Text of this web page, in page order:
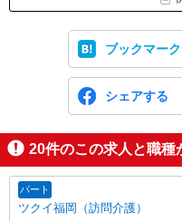
ブックマーク
シェアする
20件のこの求人と職種
パート
ツクイ福岡（訪問介護）